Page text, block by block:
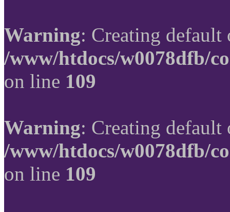
Warning: Creating
/www/htdocs/w0078dfb/
on line 109
Warning: Creating
/www/htdocs/w0078dfb/
on line 109